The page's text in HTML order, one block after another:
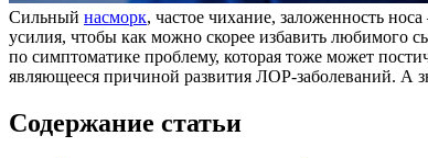
Сильный насморк, частое чихание, заложенность
усилия, чтобы как можно скорее избавить любимого
по симптоматике проблему, которая тоже может
являющееся причиной развития ЛОР-заболеваний. А
Содержание статьи